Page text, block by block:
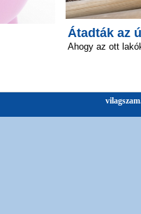
Átadták az
Ahogy az ott